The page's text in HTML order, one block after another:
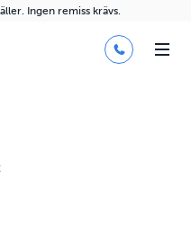
Ingen remiss krävs.